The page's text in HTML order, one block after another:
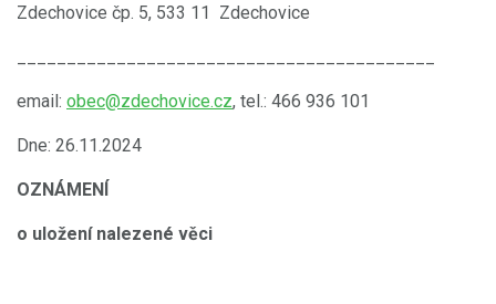
Zdechovice čp. 5, 533 11 Zdechovice
email: obec@zdechovice.cz, tel.: 466 936 101
Dne: 26.11.2024
OZNÁMENÍ
o uložení nalezené věci